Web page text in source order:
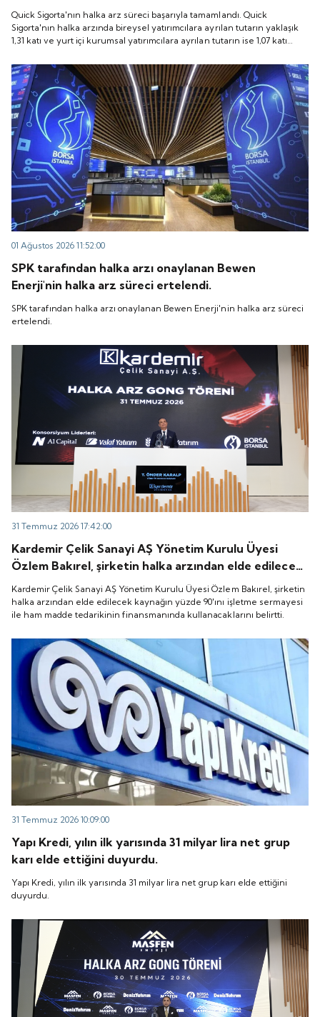
yatırımcılara ayrılan tutarın yaklaşık 1,31 katı ve yurt
içi kurumsal yatırımcılara ayrılan tutarın ise 1,07 katı
talep geldi. Quick Sigorta, 6 Ağustos 2026 tarihinde
görmeye başlayacak.
Quick Sigorta'nın halka arz süreci başarıyla tamamlandı. Quick
Sigorta'nın halka arzında bireysel yatırımcılara ayrılan tutarın yaklaşık
1,31 katı ve yurt içi kurumsal yatırımcılara ayrılan tutarın ise 1,07 katı
koduyla Borsa İstanbul'da işlem görmeye başlayacak.
01 Ağustos 2026 11:52:00
SPK tarafından halka arzı onaylanan Bewen
Enerji'nin halka arz süreci ertelendi.
SPK tarafından halka arzı onaylanan Bewen Enerji'nin halka arz süreci
ertelendi.
31 Temmuz 2026 17:42:00
Kardemir Çelik Sanayi AŞ Yönetim Kurulu Üyesi
Özlem Bakırel, şirketin halka arzından elde edilecek
kaynağın yüzde 90'ını işletme sermayesi ile ham
madde tedarikinin finansmanında kullanacaklarını
belirtti.
Kardemir Çelik Sanayi AŞ Yönetim Kurulu Üyesi Özlem Bakırel, şirketin
halka arzından elde edilecek kaynağın yüzde 90'ını işletme sermayesi
ile ham madde tedarikinin finansmanında kullanacaklarını belirtti.
31 Temmuz 2026 10:09:00
Yapı Kredi, yılın ilk yarısında 31 milyar lira net grup
karı elde ettiğini duyurdu.
Yapı Kredi, yılın ilk yarısında 31 milyar lira net grup karı elde ettiğini
duyurdu.